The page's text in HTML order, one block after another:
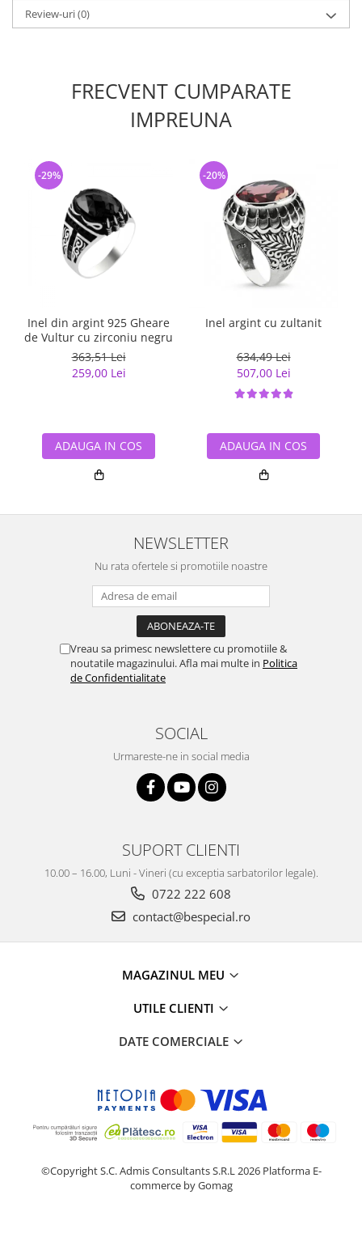
Review-uri(0)
FRECVENT CUMPARATE
IMPREUNA
Inel din argint 925 Gheare
de Vultur cu zirconiu negru
363,51 Lei
259,00 Lei
-29%
ADAUGA IN COS
Inel argint cu zultanit
634,49 Lei
507,00 Lei
-20%
ADAUGA IN COS
NEWSLETTER
Nu rata ofertele si promotiile noastre
Vreau sa primesc newslettere cu promotiile &
noutatile magazinului. Afla mai multe in Politica
de Confidentialitate
SOCIAL
Urmareste-ne in social media
SUPORT CLIENTI
10.00 – 16.00, Luni - Vineri (cu exceptia sarbatorilor legale).
0722 222 608
contact@bespecial.ro
MAGAZINUL MEU
UTILE CLIENTI
DATE COMERCIALE
©Copyright S.C. Admis Consultants S.R.L 2026 Platforma E-
commerce by Gomag